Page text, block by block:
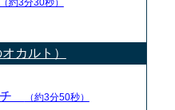
カルト）
チ （約3分50秒）